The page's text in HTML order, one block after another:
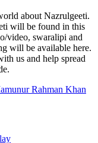
about Nazrulgeeti.
will be found in this
video, swaralipi and
will be available here.
us and help spread
Rahman Khan